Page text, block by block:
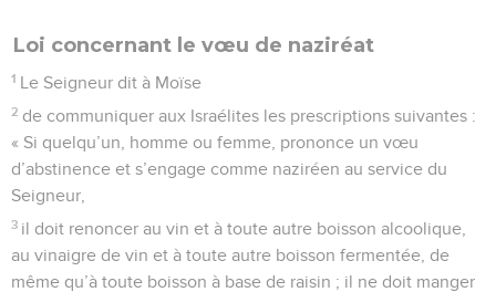
Loi concernant le vœu de naziréat
1 Le Seigneur dit à Moïse
2 de communiquer aux Israélites les prescriptions suivantes :
« Si quelqu’un, homme ou femme, prononce un vœu
d’abstinence et s’engage comme naziréen au service du
Seigneur,
3 il doit renoncer au vin et à toute autre boisson alcoolique,
au vinaigre de vin et à toute autre boisson fermentée, de
même qu’à toute boisson à base de raisin ; il ne doit manger